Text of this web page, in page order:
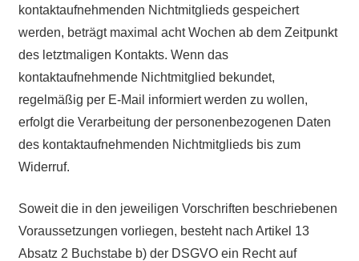
kontaktaufnehmenden Nichtmitglieds gespeichert
werden, beträgt maximal acht Wochen ab dem Zeitpunkt
des letztmaligen Kontakts. Wenn das
kontaktaufnehmende Nichtmitglied bekundet,
regelmäßig per E-Mail informiert werden zu wollen,
erfolgt die Verarbeitung der personenbezogenen Daten
des kontaktaufnehmenden Nichtmitglieds bis zum
Widerruf.
Soweit die in den jeweiligen Vorschriften beschriebenen
Voraussetzungen vorliegen, besteht nach Artikel 13
Absatz 2 Buchstabe b) der DSGVO ein Recht auf